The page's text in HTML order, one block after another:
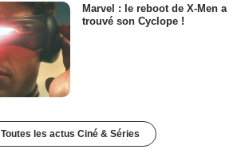
Marvel : le reboot de X-Men a
trouvé son Cyclope !
Toutes les actus Ciné & Séries